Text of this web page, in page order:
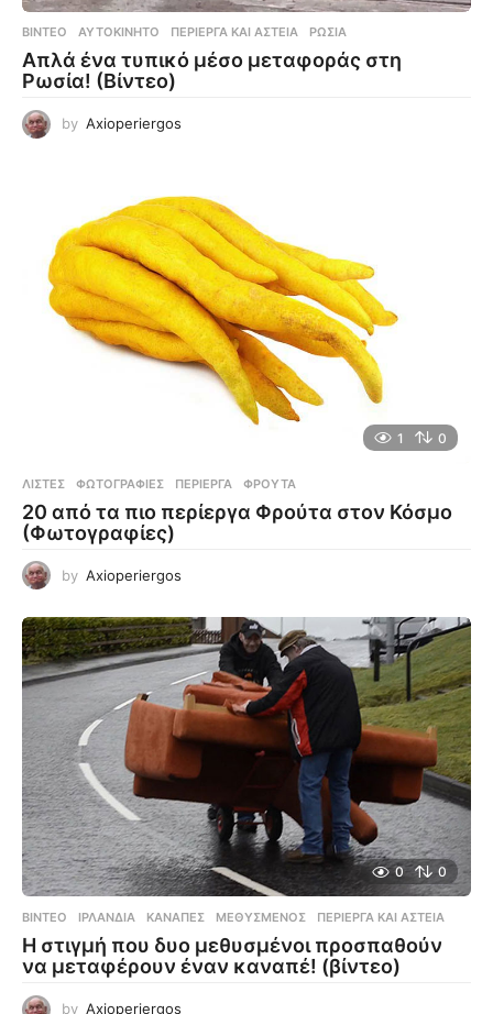
ΒΊΝΤΕΟ ΑΥΤΟΚΊΝΗΤΟ ,ΠΕΡΊΕΡΓΑ ΚΑΙ ΑΣΤΕΊΑ ,ΡΩΣΊΑ
Απλά ένα τυπικό μέσο μεταφοράς στη
Ρωσία! (Βίντεο)
by Axioperiergos
1 0
ΛΊΣΤΕΣ ,ΦΩΤΟΓΡΑΦΊΕΣ ΠΕΡΊΕΡΓΑ ,ΦΡΟΎΤΑ
20 από τα πιο περίεργα Φρούτα στον Κόσμο
(Φωτογραφίες)
by Axioperiergos
0 0
ΒΊΝΤΕΟ ΙΡΛΑΝΔΊΑ ,ΚΑΝΑΠΈΣ ,ΜΕΘΥΣΜΈΝΟΣ ,ΠΕΡΊΕΡΓΑ ΚΑΙ ΑΣΤΕΊΑ
Η στιγμή που δυο μεθυσμένοι προσπαθούν
να μεταφέρουν έναν καναπέ! (βίντεο)
by Axioperiergos